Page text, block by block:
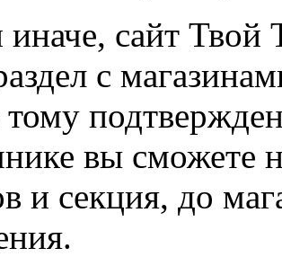
сайт Твой
с
вы сможете
и секция, до